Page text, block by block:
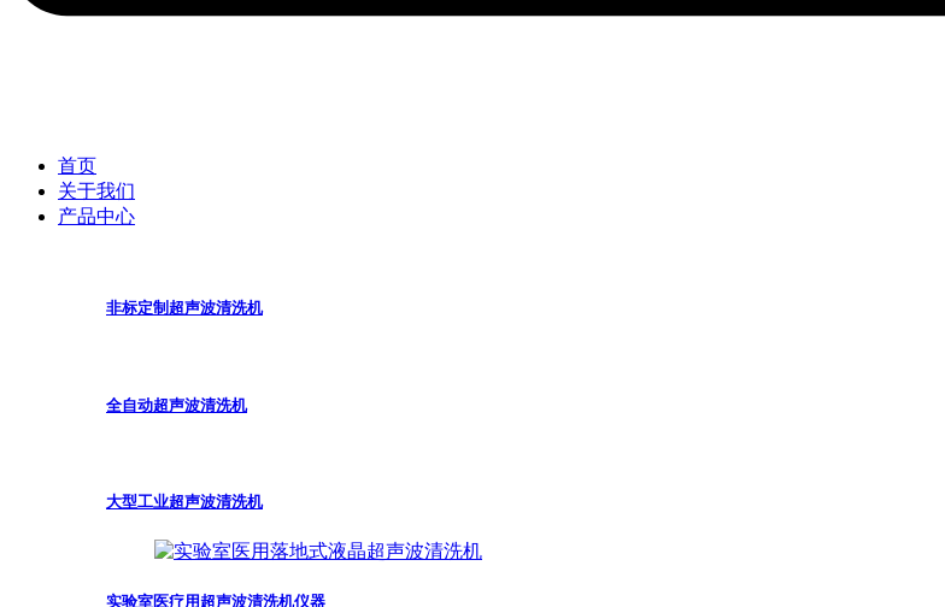
首页
关于我们
产品中心
非标定制超声波清洗机
全自动超声波清洗机
大型工业超声波清洗机
实验室医疗用超声波清洗机仪器